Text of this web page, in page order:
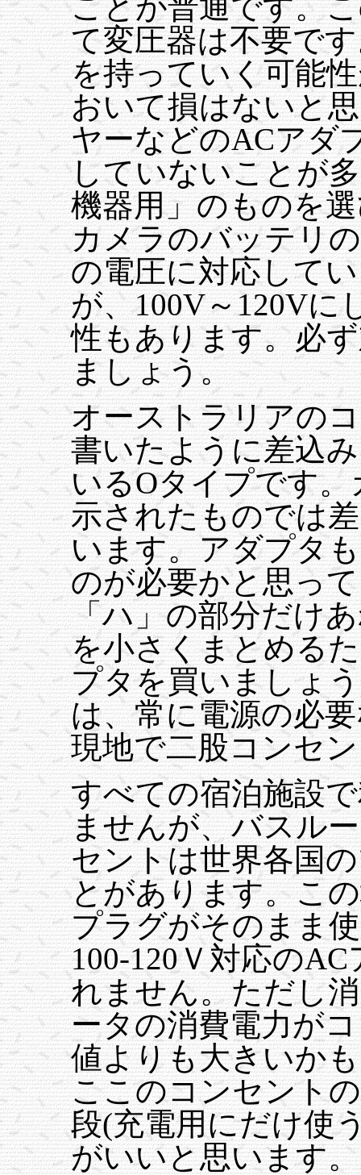
て変圧器は不要で
を持っていく可能
おいて損はないと
ヤーなどのACアダ
していないことが
機器用」のものを
カメラのバッテリ
の電圧に対応して
が、100V～120Vに
性もあります。必
ましょう。
オーストラリアの
書いたように差込
いるOタイプです
示されたものでは
います。アダプタ
のが必要かと思っ
「ハ」の部分だけ
を小さくまとめる
プタを買いましょ
は、常に電源の必
現地で二股コンセ
すべての宿泊施設
ませんが、バスル
セントは世界各国
とがあります。こ
プラグがそのまま
100-120Ｖ対応の
れません。ただし
ータの消費電力が
値よりも大きいか
ここのコンセント
段(充電用にだけ使
がいいと思います。